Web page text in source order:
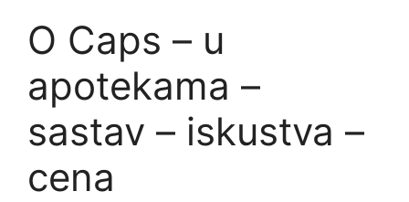
O Caps – u
apotekama –
sastav – iskustva –
cena